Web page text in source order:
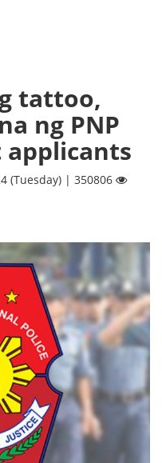
tattoo,
ng PNP
applicants
(Tuesday) | 350806